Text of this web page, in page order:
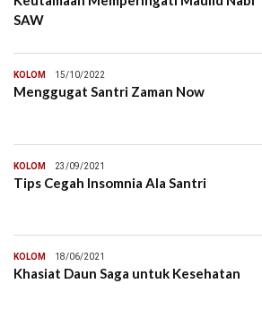
SAW
KOLOM 15/10/2022
Menggugat Santri Zaman Now
KOLOM 23/09/2021
Tips Cegah Insomnia Ala Santri
KOLOM 18/06/2021
Khasiat Daun Saga untuk Kesehatan